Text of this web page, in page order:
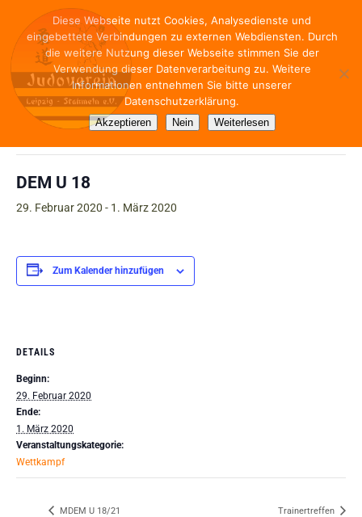
« Alle Veranstaltungen
DEM U 18
29. Februar 2020 - 1. März 2020
Zum Kalender hinzufügen
DETAILS
Beginn:
29. Februar 2020
Ende:
1. März 2020
Veranstaltungskategorie:
Wettkampf
MDEM U 18/21 Trainertreffen
Diese Webseite nutzt Cookies, Analysedienste und
eingebettete Verbindungen zu externen Webdiensten. Durch
die weitere Nutzung dieser Webseite stimmen Sie der
Verwendung dieser Datenverarbeitung zu. Weitere
Informationen entnehmen Sie bitte unserer
Datenschutzerklärung.
Akzeptieren Nein Weiterlesen